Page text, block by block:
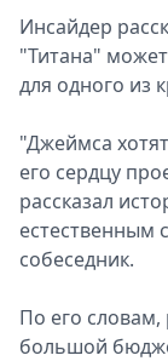
Инсайдер
"Титана"
для одного из
"Джеймса
его сердцу
рассказал
естественным
собеседник.
По его словам,
большой